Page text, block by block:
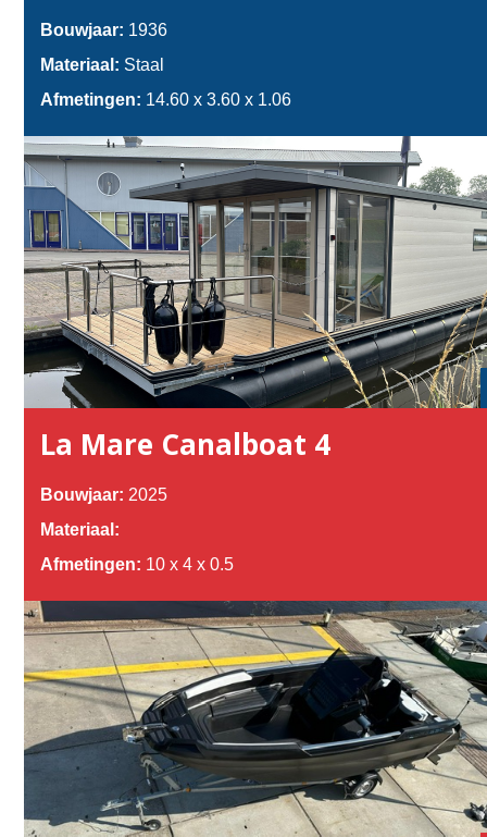
Bouwjaar: 1936
Materiaal: Staal
Afmetingen: 14.60 x 3.60 x 1.06
La Mare Canalboat 4
Bouwjaar: 2025
Materiaal:
Afmetingen: 10 x 4 x 0.5